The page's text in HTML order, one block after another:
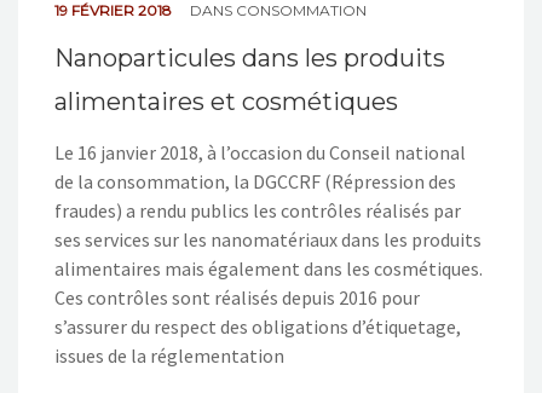
19 FÉVRIER 2018 DANS CONSOMMATION
Nanoparticules dans les produits
alimentaires et cosmétiques
Le 16 janvier 2018, à l’occasion du Conseil national
de la consommation, la DGCCRF (Répression des
fraudes) a rendu publics les contrôles réalisés par
ses services sur les nanomatériaux dans les produits
alimentaires mais également dans les cosmétiques.
Ces contrôles sont réalisés depuis 2016 pour
s’assurer du respect des obligations d’étiquetage,
issues de la réglementation